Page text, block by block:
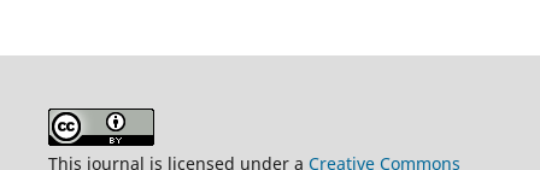
This journal is licensed under a Creative Commons